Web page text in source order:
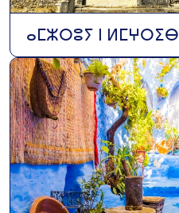
ⴰⵎⵣⵔⵓⵢ ⵏ ⵍⵎⵖⵔⵉⴱ